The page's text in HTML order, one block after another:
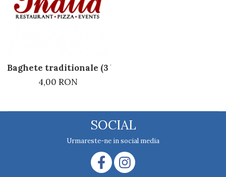
Baghete traditionale (3 buc)
4,00 RON
SOCIAL
Urmareste-ne in social media